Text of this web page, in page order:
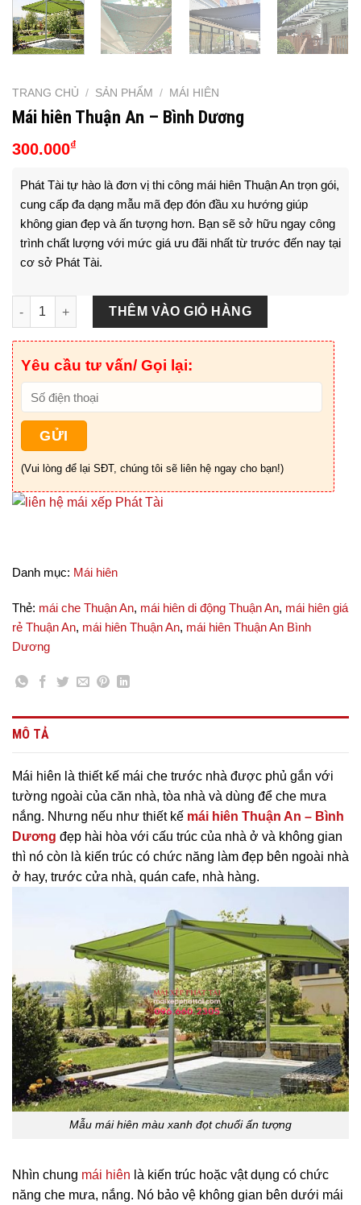
TRANG CHỦ / SẢN PHẨM / MÁI HIÊN
Mái hiên Thuận An – Bình Dương
300.000₫
Phát Tài tự hào là đơn vị thi công mái hiên Thuận An trọn gói,
cung cấp đa dạng mẫu mã đẹp đón đầu xu hướng giúp
không gian đẹp và ấn tượng hơn. Bạn sẽ sở hữu ngay công
trình chất lượng với mức giá ưu đãi nhất từ trước đến nay tại
cơ sở Phát Tài.
Mái hiên Thuận An - Bình Dương số lượng
THÊM VÀO GIỎ HÀNG
Yêu cầu tư vấn/ Gọi lại:
(Vui lòng để lại SĐT, chúng tôi sẽ liên hệ ngay cho bạn!)
Danh mục: Mái hiên
Thẻ: mái che Thuận An, mái hiên di động Thuận An, mái hiên giá
rẻ Thuận An, mái hiên Thuận An, mái hiên Thuận An Bình
Dương
MÔ TẢ
Mái hiên là thiết kế mái che trước nhà được phủ gắn với
tường ngoài của căn nhà, tòa nhà và dùng để che mưa
nắng. Nhưng nếu như thiết kế mái hiên Thuận An – Bình
Dương đẹp hài hòa với cấu trúc của nhà ở và không gian
thì nó còn là kiến trúc có chức năng làm đẹp bên ngoài nhà
ở hay, trước cửa nhà, quán cafe, nhà hàng.
Mẫu mái hiên màu xanh đọt chuối ấn tượng
Nhìn chung mái hiên là kiến trúc hoặc vật dụng có chức
năng che mưa, nắng. Nó bảo vệ không gian bên dưới mái